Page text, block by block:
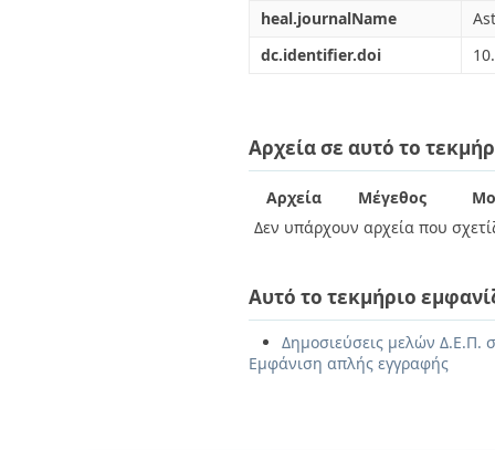
heal.journalName
dc.identifier.doi
Αρχεία σε αυτό το
Αρχεία Μέγεθος
Δεν υπάρχουν αρχεία που
Αυτό το τεκμήριο
Δημοσιεύσεις μελών Δ.Ε.Π.
Εμφάνιση απλής εγγραφής